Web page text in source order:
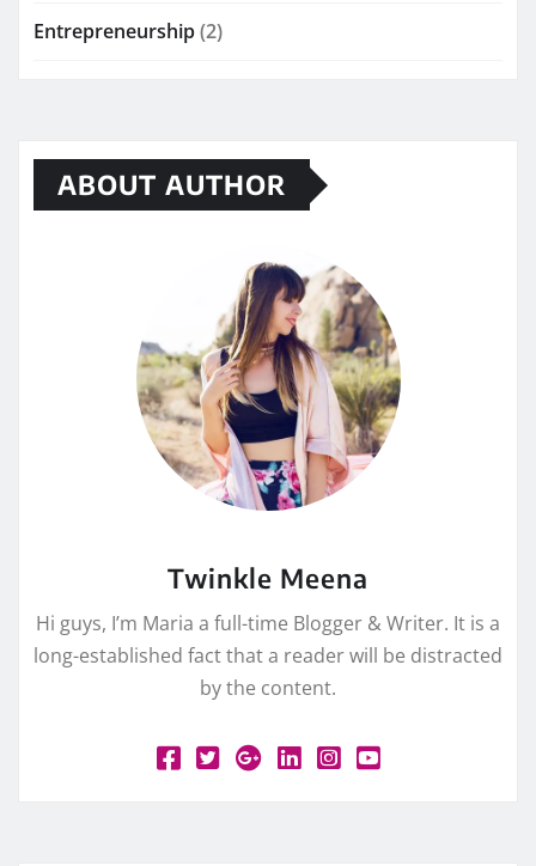
Entrepreneurship(2)
ABOUT AUTHOR
Twinkle Meena
Hi guys, I’m Maria a full-time Blogger & Writer. It is a
long-established fact that a reader will be distracted
by the content.